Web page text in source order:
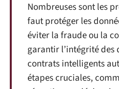
Nombreuses sont les
faut protéger les
éviter la fraude ou la
garantir l’intégrité des
contrats intelligents
étapes cruciales,